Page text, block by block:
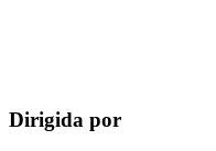
Dirigida por